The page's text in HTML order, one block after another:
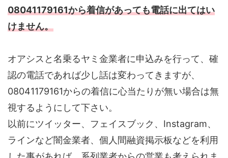
08041179161から着信があっても電話に出てはい
けません。
オアシスと名乗るヤミ金業者に申込みを行って、確
認の電話であれば少し話は変わってきますが、
08041179161からの着信に心当たりが無い場合は無
視するようにして下さい。
以前にツイッター、フェイスブック、Instagram、
ラインなど闇金業者、個人間融資掲示板などを利用